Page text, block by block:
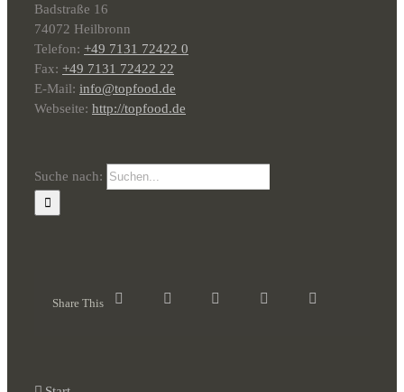
Badstraße 16
74072 Heilbronn
Telefon: +49 7131 72422 0
Fax: +49 7131 72422 22
E-Mail: info@topfood.de
Webseite: http://topfood.de
Suche nach:
Share This